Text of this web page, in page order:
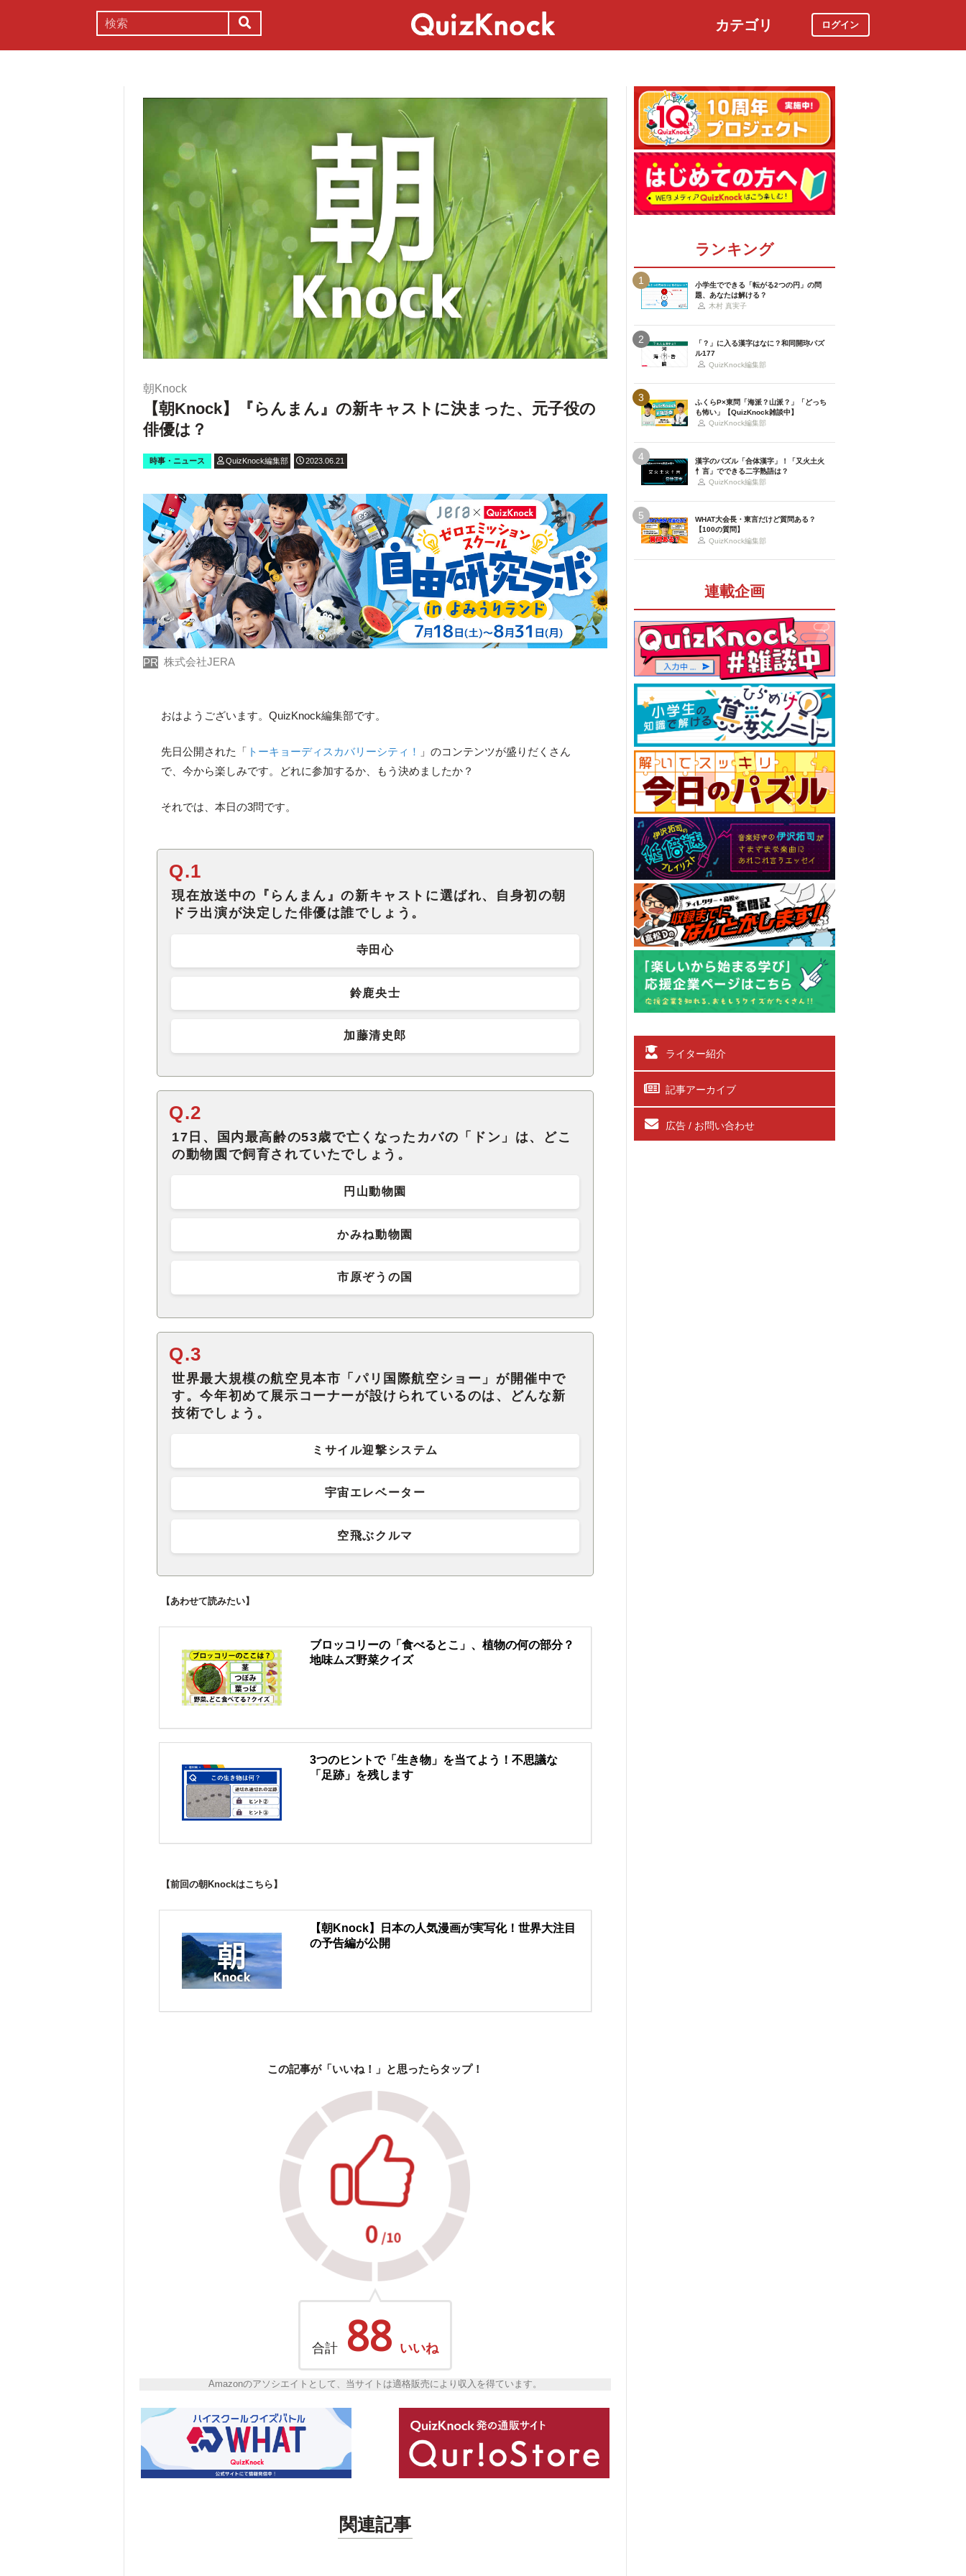
カテゴリ ログイン
朝Knock
【朝Knock】『らんまん』の新キャストに決まった、元子役の
俳優は？
時事・ニュース QuizKnock編集部 2023.06.21
PR 株式会社JERA
おはようございます。QuizKnock編集部です。
先日公開された「 トーキョーディスカバリーシティ！
」のコンテンツが盛りだくさん
で、今から楽しみです。どれに参加するか、もう決めましたか？
それでは、本日の3問です。
Q.1
現在放送中の『らんまん』の新キャストに選ばれ、自身初の朝
ドラ出演が決定した俳優は誰でしょう。
寺田心
鈴鹿央士
加藤清史郎
Q.2
17日、国内最高齢の53歳で亡くなったカバの「ドン」は、どこ
の動物園で飼育されていたでしょう。
円山動物園
かみね動物園
市原ぞうの国
Q.3
世界最大規模の航空見本市「パリ国際航空ショー」が開催中で
す。今年初めて展示コーナーが設けられているのは、どんな新
技術でしょう。
ミサイル迎撃システム
宇宙エレベーター
空飛ぶクルマ
【あわせて読みたい】
ブロッコリーの「食べるとこ」、植物の何の部分？
地味ムズ野菜クイズ
3つのヒントで「生き物」を当てよう！不思議な
「足跡」を残します
【前回の朝Knockはこちら】
【朝Knock】日本の人気漫画が実写化！世界大注目
の予告編が公開
この記事が「いいね！」と思ったらタップ！
合計 88 いいね
Amazonのアソシエイトとして、当サイトは適格販売により収入を得ています。
関連記事
ランキング
1
小学生でできる「転がる2つの円」の問
題、あなたは解ける？
木村 真実子
2
「？」に入る漢字はなに？和同開珎パズ
ル177
QuizKnock編集部
3
ふくらP×東問「海派？山派？」「どっち
も怖い」【QuizKnock雑談中】
QuizKnock編集部
4
漢字のパズル「合体漢字」！「又火土火
忄言」でできる二字熟語は？
QuizKnock編集部
5
WHAT大会長・東言だけど質問ある？
【100の質問】
QuizKnock編集部
連載企画
ライター紹介
記事アーカイブ
広告 / お問い合わせ